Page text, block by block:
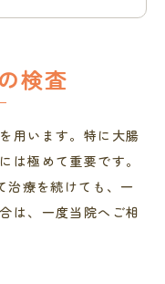
検査
用います。特に大腸
は極めて重要です。
治療を続けても、一
は、一度当院へご相